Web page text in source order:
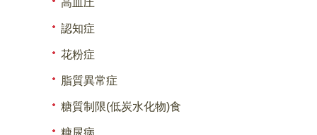
高血圧
認知症
花粉症
脂質異常症
糖質制限(低炭水化物)食